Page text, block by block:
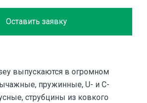
Оставить заявку
выпускаются в огромном
пружинные, U- и С-
cтрубцины из ковкого